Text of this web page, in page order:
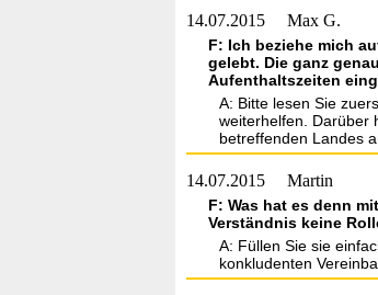
14.07.2015 Max G.
F: Ich beziehe mich
gelebt. Die ganz
Aufenthaltszeiten
A: Bitte lesen Sie
weiterhelfen. Darüber
betreffenden Landes
14.07.2015 Martin
F: Was hat es denn
Verständnis keine
A: Füllen Sie sie
konkludenten